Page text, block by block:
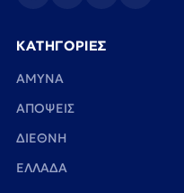
ΚΑΤΗΓΟΡΙΕΣ
ΑΜΥΝΑ
ΑΠΟΨΕΙΣ
ΔΙΕΘΝΗ
ΕΛΛΑΔΑ